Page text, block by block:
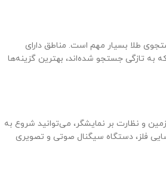
طلا بسیار مهم است. مناطق دارای
به تازگی جستجو شده‌اند، بهترین گزینه‌ها
و نظارت بر نمایشگر، می‌توانید شروع به
فلز، دستگاه سیگنال صوتی و تصویری